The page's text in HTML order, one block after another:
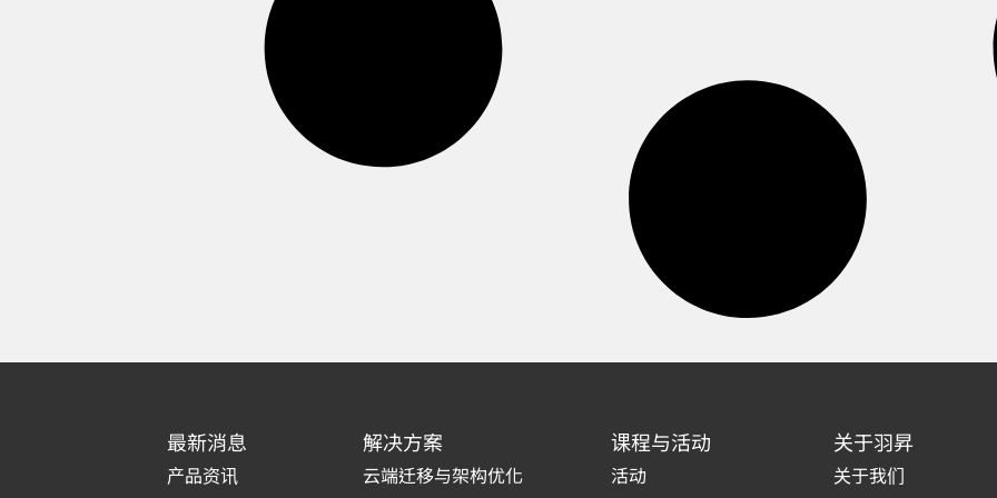
最新消息
产品资讯
解决方案
云端迁移与架构优化
课程与活动
活动
关于羽昇
关于我们